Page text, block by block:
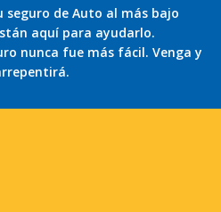
de Auto al más bajo
aquí para ayudarlo.
nunca fue más fácil. Venga y